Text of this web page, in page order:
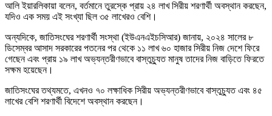
আলি ইয়ারলিকায়া বলেন, বর্তমানে তুরস্কে প্রায় ২৪ লাখ সিরীয় শরণার্থী অবস্থান করছেন,
যদিও এক সময় এই সংখ্যা ছিল ৩৫ লাখেরও বেশি।
অন্যদিকে, জাতিসংঘের শরণার্থী সংস্থা (ইউএনএইচসিআর) জানায়, ২০২৪ সালের ৮
ডিসেম্বর আসাদ সরকারের পতনের পর থেকে ১১ লাখ ৬০ হাজার সিরীয় নিজ দেশে ফিরে
গেছেন এবং প্রায় ১৯ লাখ অভ্যন্তরীণভাবে বাস্তুচ্যুত মানুষ তাদের নিজ বাড়িতে ফিরতে
সক্ষম হয়েছেন।
জাতিসংঘের তথ্যমতে, এখনও ৭০ লক্ষাধিক সিরীয় অভ্যন্তরীণভাবে বাস্তুচ্যুত এবং ৪৫
লাখের বেশি শরণার্থী বিদেশে অবস্থান করছেন।